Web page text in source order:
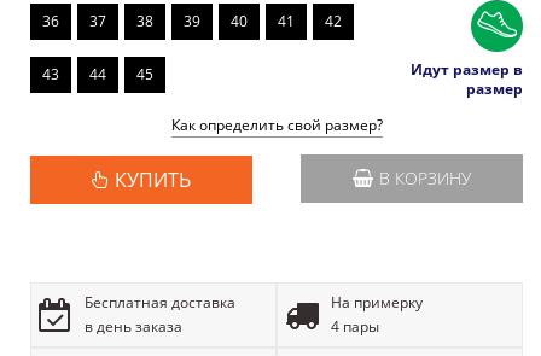
36 37 38 39 40 41 42
43 44 45
Идут размер в
размер
Как определить свой размер?
КУПИТЬ В КОРЗИНУ
Бесплатная доставка
в день заказа
На примерку
4 пары